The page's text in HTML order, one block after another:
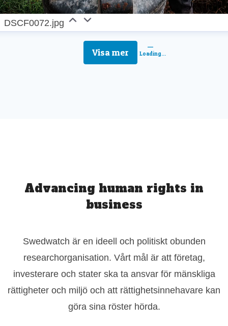
DSCF0072.jpg
Visa mer Loading...
Advancing human rights in
business
Swedwatch är en ideell och politiskt obunden
researchorganisation. Vårt mål är att företag,
investerare och stater ska ta ansvar för mänskliga
rättigheter och miljö och att rättighetsinnehavare kan
göra sina röster hörda.